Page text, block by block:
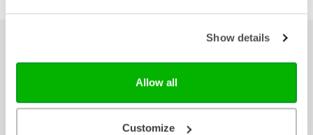
Show details
Allow all
Customize
Bijbelse cadeaus